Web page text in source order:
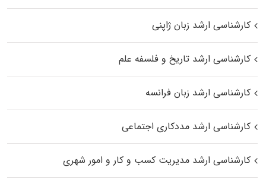
کارشناسی ارشد زبان ژاپنی
کارشناسی ارشد تاریخ و فلسفه علم
کارشناسی ارشد زبان فرانسه
کارشناسی ارشد مددکاری اجتماعی
کارشناسی ارشد مدیریت کسب و کار و امور شهری